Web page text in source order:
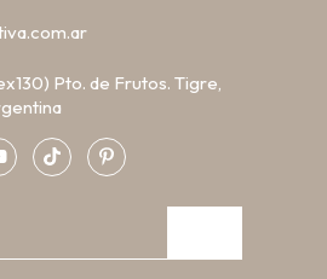
Pto. de Frutos. Tigre,